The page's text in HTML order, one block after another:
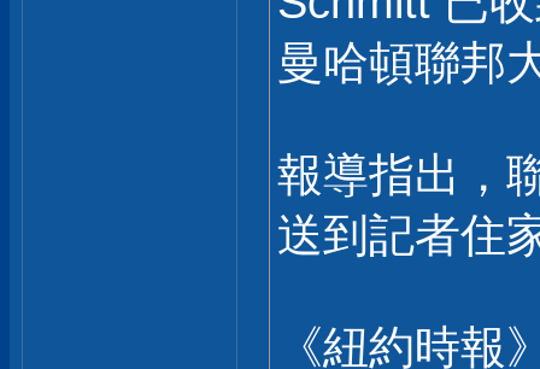
曼哈頓聯邦
報導指出，
送到記者住
《紐約時報